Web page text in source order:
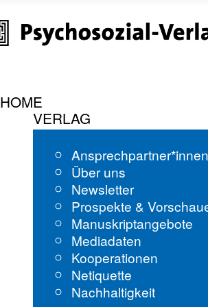
HOME
VERLAG
Über uns
Newsletter
Prospekte &
Manuskriptangebote
Mediadaten
Kooperationen
Netiquette
Nachhaltigkeit